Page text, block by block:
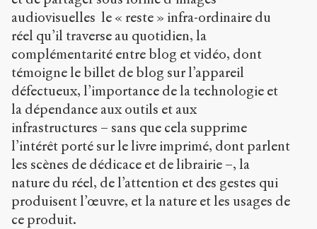
audiovisuelles le « reste » infra-ordinaire du
réel qu’il traverse au quotidien, la
complémentarité entre blog et vidéo, dont
témoigne le billet de blog sur l’appareil
défectueux, l’importance de la technologie et
la dépendance aux outils et aux
infrastructures – sans que cela supprime
l’intérêt porté sur le livre imprimé, dont parlent
les scènes de dédicace et de librairie –, la
nature du réel, de l’attention et des gestes qui
produisent l’œuvre, et la nature et les usages de
ce produit.